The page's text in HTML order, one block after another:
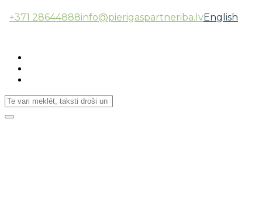
+371 28644888info@pierigaspartneriba.lvEnglish
Toggle